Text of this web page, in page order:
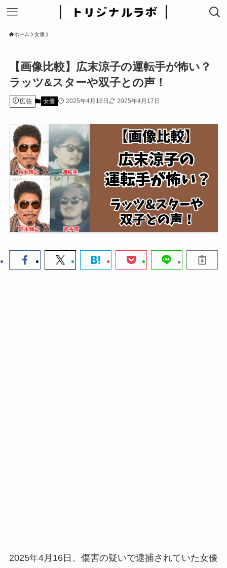
ホーム 女優
【画像比較】広末涼子の運転手が怖い？
ラッツ&スターや双子との声！
広告 女優 2025年4月16日 2025年4月17日
2025年4月16日、傷害の疑いで逮捕されていた女優